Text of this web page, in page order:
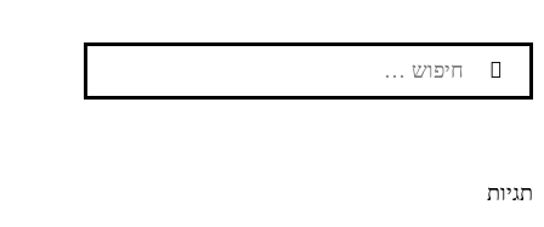
חיפוש:
תגיות